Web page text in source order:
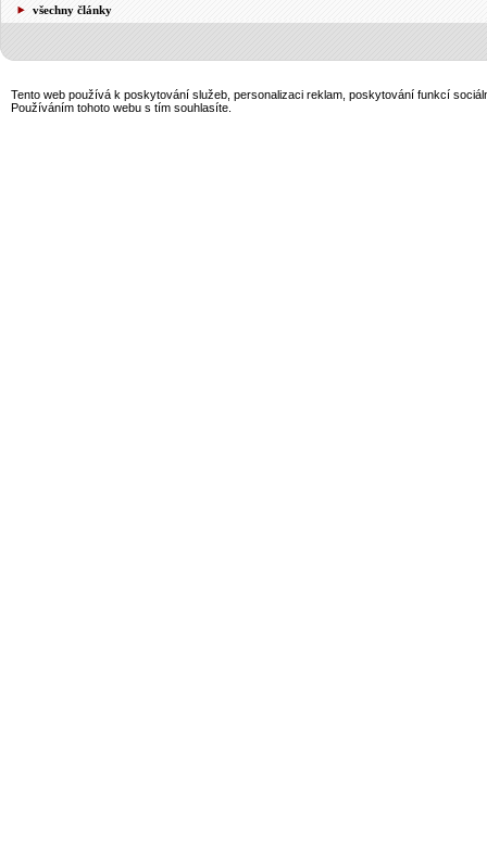
všechny články
Tento web používá k poskytování služeb, personalizaci reklam, poskytování funkcí
Používáním tohoto webu s tím souhlasíte.